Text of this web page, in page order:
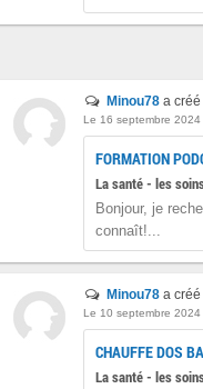
Minou78 a
Le 16 septembre
FORMATION
La santé - les
Bonjour, je
connaît!...
Minou78 a
Le 10 septembre
CHAUFFE DOS
La santé - les